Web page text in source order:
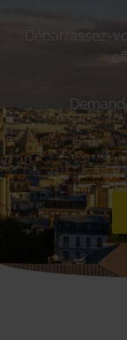
Débarrassez-